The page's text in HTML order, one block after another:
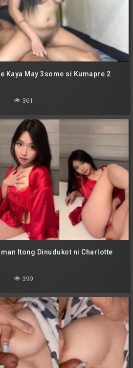
Kaya May 3some si Kumapre 2
361
Itong Dinudukot ni Charlotte
399